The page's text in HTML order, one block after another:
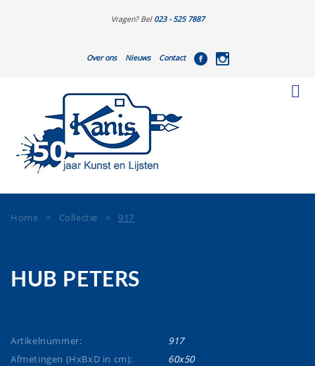
Vragen? Bel 023 - 525 7887
Over ons Nieuws Contact
Home > Collectie > 917
HUB PETERS
Artikelnummer:
917
Afmetingen (HxBxD in cm):
60x50